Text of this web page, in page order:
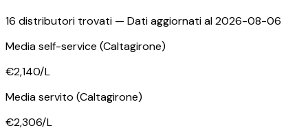
16 distributori trovati — Dati aggiornati al2026-08-06
Media self-service (Caltagirone)
€2,140/L
Media servito (Caltagirone)
€2,306/L